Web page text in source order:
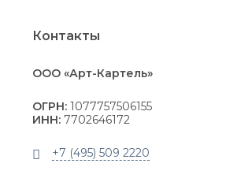
Контакты
ООО «Арт-Картель»
ОГРН:1077757506155
ИНН:7702646172
+7 (495) 509 2220